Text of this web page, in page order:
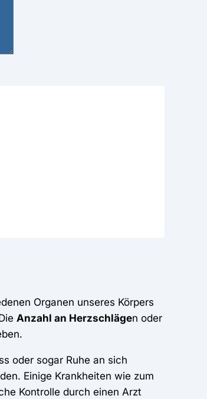
Organen unseres Körpers
Anzahl an Herzschlägen oder
oder sogar Ruhe an sich
Einige Krankheiten wie zum
Kontrolle durch einen Arzt